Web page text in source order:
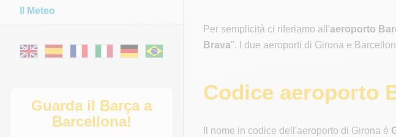
Per semplicità ci riferiamo all'aeroporto
Brava". I due aeroporti di Girona e
Codice aeroporto
Il nome in codice dell'aeroporto di Girona è
Il Meteo
Guarda il Barça a
Barcellona!